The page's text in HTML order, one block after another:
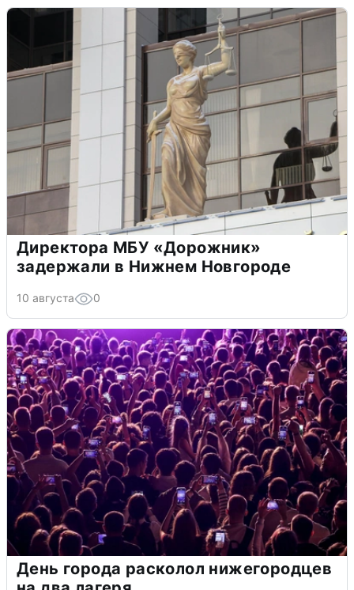
Директора МБУ «Дорожник»
задержали в Нижнем Новгороде
10 августа 0
День города расколол нижегородцев